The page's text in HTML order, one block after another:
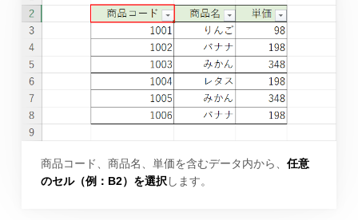
商品コード、商品名、単価を含むデータ内から、 任意
のセル（例：B2）を選択します。